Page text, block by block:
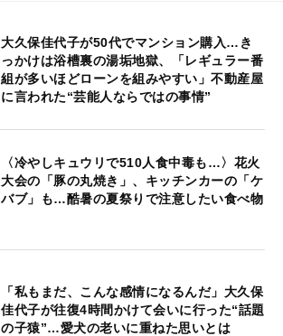
大久保佳代子が50代でマンション購入…き
っかけは浴槽裏の湯垢地獄、「レギュラー番
組が多いほどローンを組みやすい」不動産屋
に言われた“芸能人ならではの事情”
〈冷やしキュウリで510人食中毒も…〉花火
大会の「豚の丸焼き」、キッチンカーの「ケ
バブ」も…酷暑の夏祭りで注意したい食べ物
「私もまだ、こんな感情になるんだ」大久保
佳代子が往復4時間かけて会いに行った“話題
の子猿”…愛犬の老いに重ねた思いとは